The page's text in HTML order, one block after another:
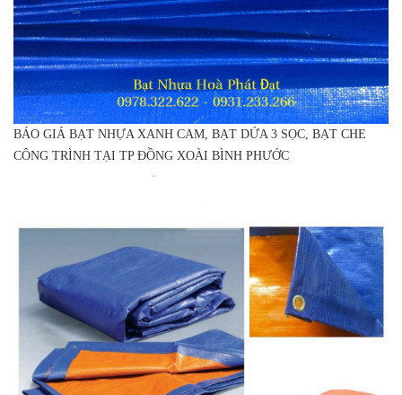
BÁO GIÁ BẠT NHỰA XANH CAM, BẠT DỨA 3 SỌC, BẠT CHE
CÔNG TRÌNH TẠI TP ĐỒNG XOÀI BÌNH PHƯỚC